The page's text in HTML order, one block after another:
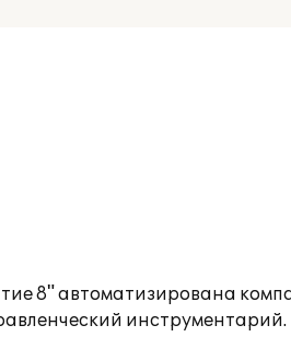
8" автоматизирована
инструментарий.